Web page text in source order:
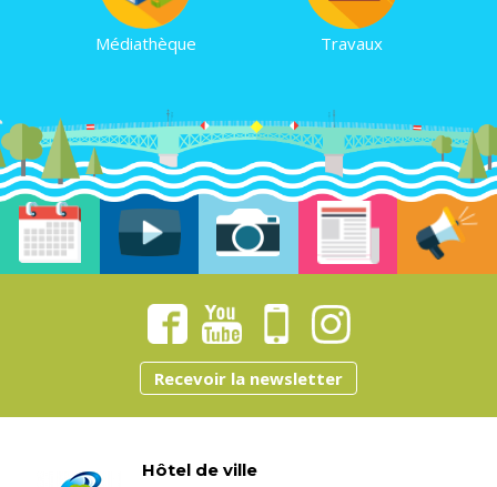
Médiathèque Travaux
Recevoir la newsletter
Hôtel de ville